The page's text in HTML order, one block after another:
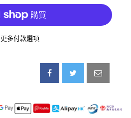
更多付款選項